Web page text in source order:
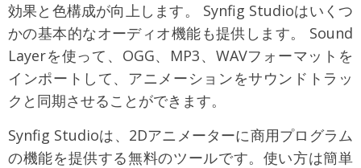
効果と色構成が向上します。 Synfig Studioはいくつ
かの基本的なオーディオ機能も提供します。 Sound
Layerを使って、OGG、MP3、WAVフォーマットを
インポートして、アニメーションをサウンドトラッ
クと同期させることができます。
Synfig Studioは、2Dアニメーターに商用プログラム
の機能を提供する無料のツールです。使い方は簡単